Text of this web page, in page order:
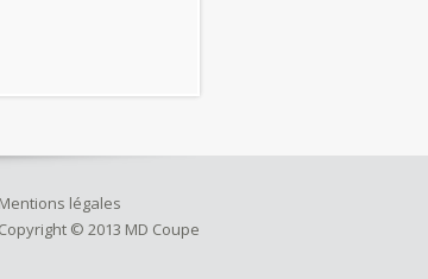
Mentions légales
Copyright © 2013 MD Coupe